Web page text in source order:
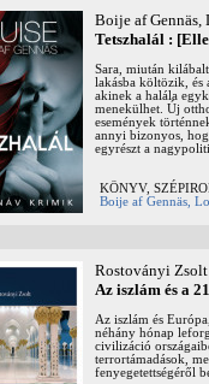
Boije af Gennäs,
Tetszhalál :
Sara, miután
lakásba költözik, és
akinek a halála
menekülhet. Új
események
annyi bizonyos,
egyrészt a
KÖNYV,
Boije af Gennäs,
Rostoványi Zsolt
Az iszlám és a
Az iszlám és
néhány hónap
civilizáció
terrortámadások,
fenyegetettségéről